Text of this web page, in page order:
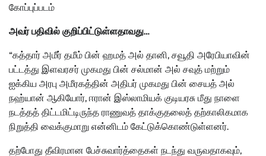
கோப்புப்படம்
அவர் பதிவில் குறிப்பிட்டுள்ளதாவது…
“கத்தார் அமீர் தமீம் பின் ஹமத் அல் தானி, சவூதி அரேபியாவின்
பட்டத்து இளவரசர் முகமது பின் சல்மான் அல் சவுத் மற்றும்
ஐக்கிய அரபு அமீரகத்தின் அதிபர் முகமது பின் சையத் அல்
நஹ்யான் ஆகியோர், ஈரான் இஸ்லாமியக் குடியரசு மீது நாளை
நடத்தத் திட்டமிட்டிருந்த ராணுவத் தாக்குதலைத் தற்காலிகமாக
நிறுத்தி வைக்குமாறு என்னிடம் கேட்டுக்கொண்டுள்ளனர்.
தற்போது தீவிரமான பேச்சுவார்த்தைகள் நடந்து வருவதாகவும்,